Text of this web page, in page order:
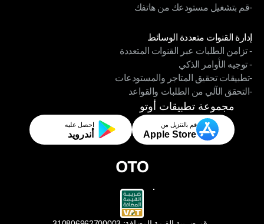
ابقَ مسيطراً على مخزونك
-قم بتشغيل مستودعك من هاتفك
إدارة القنوات متعددة الوسائط
إدارة القنوات متعددة الوسائط
- تزامن الطلبات عبر القنوات المتعددة
- تزامن الطلبات عبر القنوات المتعددة
- توجيه الأوامر الذكي
- توجيه الأوامر الذكي
-تطبيقات تحقيق المتاجر والمستودعات
-تطبيقات تحقيق المتاجر والمستودعات
-التحقق الآلي من الطلبات والقواعد
-التحقق الآلي من الطلبات والقواعد
مجموعة تطبيقات أوتو
قم بالتنزيل من
Apple Store
احصل عليه
أندرويد